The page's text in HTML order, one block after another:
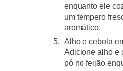
enquanto ele
um tempero
aromático.
Alho e cebola
Adicione alho e
pó no feijão